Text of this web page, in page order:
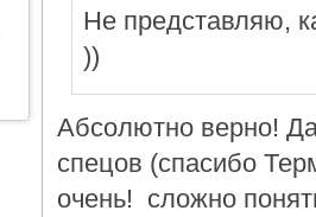
Не представляю,
))
Абсолютно верно!
спецов (спасибо
очень! сложно